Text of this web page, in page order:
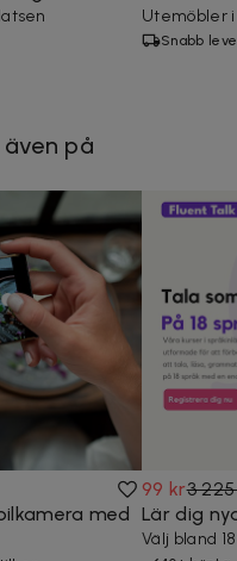
Utemöbler
Snabb
på
med
99 kr3
Lär dig
Välj bland